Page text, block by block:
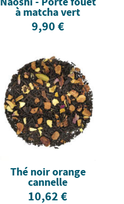
à matcha vert
9,90 €
Thé noir orange
cannelle
10,62 €